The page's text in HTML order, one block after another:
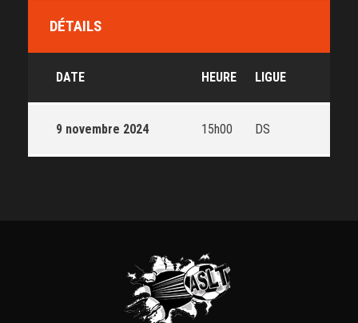
DÉTAILS
DATE HEURE LIGUE
9 novembre 2024 15h00 DS